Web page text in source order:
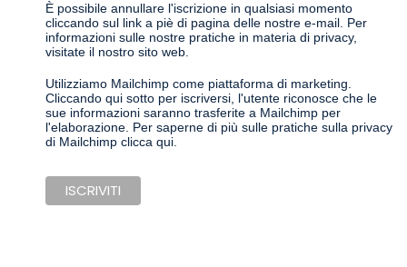
È possibile annullare l'iscrizione in qualsiasi momento
cliccando sul link a piè di pagina delle nostre e-mail. Per
informazioni sulle nostre pratiche in materia di privacy,
visitate il nostro sito web.
Utilizziamo Mailchimp come piattaforma di marketing.
Cliccando qui sotto per iscriversi, l'utente riconosce che le
sue informazioni saranno trasferite a Mailchimp per
l'elaborazione. Per saperne di più sulle pratiche sulla privacy
di Mailchimp clicca qui.